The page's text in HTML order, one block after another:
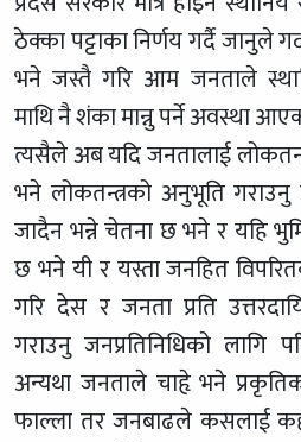
ठेक्का पट्टाका निर्णय गर्दै जानुले
भने जस्तै गरि आम जनताले
माथि नै शंका मान्नु पर्ने अवस्था
त्यसैले अब यदि जनतालाई
भने लोकतन्त्रको अनुभूति
जादैन भन्ने चेतना छ भने र यहि
छ भने यी र यस्ता जनहित
गरि देस र जनता प्रति
गराउनु जनप्रतिनिधिको लागि
अन्यथा जनताले चाहृे भने
फाल्ला तर जनबाढले कसलाई